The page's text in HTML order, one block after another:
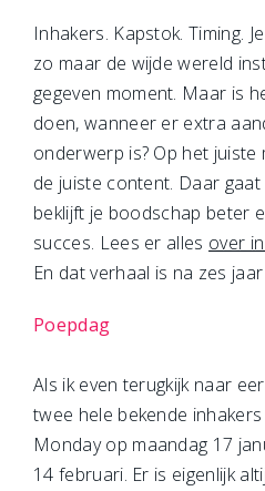
Inhakers. Kapstok. Timing.
zo maar de wijde wereld
gegeven moment. Maar is
doen, wanneer er extra
onderwerp is? Op het
de juiste content. Daar
beklijft je boodschap beter
succes. Lees er alles over
En dat verhaal is na zes
Poepdag
Als ik even terugkijk naar
twee hele bekende
Monday op maandag 17
14 februari. Er is eigenlijk